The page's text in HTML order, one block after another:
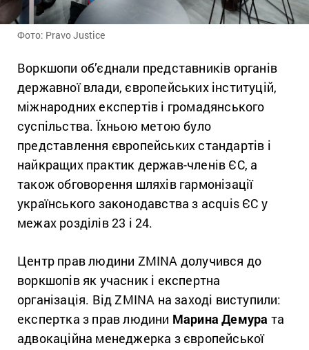
Фото: Pravo Justice
Воркшопи об’єднали представників органів
державної влади, європейських інституцій,
міжнародних експертів і громадянського
суспільства. Їхньою метою було
представлення європейських стандартів і
найкращих практик держав-членів ЄС, а
також обговорення шляхів гармонізації
українського законодавства з acquis ЄС у
межах розділів 23 і 24.
Центр прав людини ZMINA долучився до
воркшопів як учасник і експертна
організація. Від ZMINA на заході виступили:
експертка з прав людини Марина Демура та
адвокаційна менеджерка з європейської